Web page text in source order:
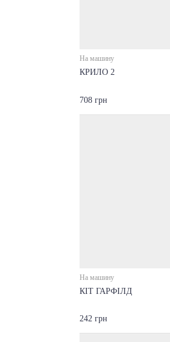
На машину
КРИЛО 2
708 грн
На машину
КІТ ГАРФІЛД
242 грн